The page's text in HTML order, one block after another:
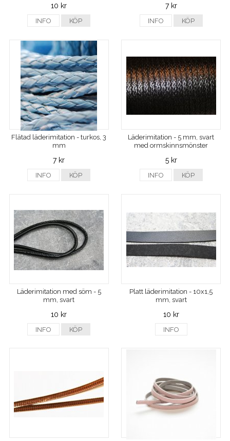
10 kr
INFO KÖP
7 kr
INFO KÖP
Flätad läderimitation - turkos, 3
mm
7 kr
INFO KÖP
Läderimitation - 5 mm, svart
med ormskinnsmönster
5 kr
INFO KÖP
Läderimitation med söm - 5
mm, svart
10 kr
INFO KÖP
Platt läderimitation - 10x1,5
mm, svart
10 kr
INFO